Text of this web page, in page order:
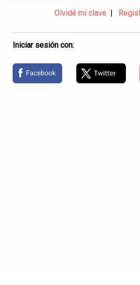
Olvidé mi clave
Iniciar sesión con: